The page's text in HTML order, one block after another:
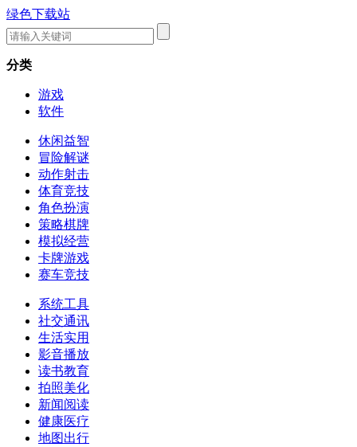
绿色下载站
分类
游戏
软件
休闲益智
冒险解谜
动作射击
体育竞技
角色扮演
策略棋牌
模拟经营
卡牌游戏
赛车竞技
系统工具
社交通讯
生活实用
影音播放
读书教育
拍照美化
新闻阅读
健康医疗
地图出行